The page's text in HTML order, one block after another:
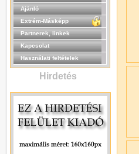
Ajánló
Extrém-Másképp
Partnerek, linkek
Kapcsolat
Használati feltételek
Hirdetés